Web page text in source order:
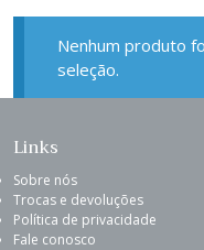
Nenhum produto
seleção.
Links
Sobre nós
Trocas e devoluções
Política de privacidade
Fale conosco